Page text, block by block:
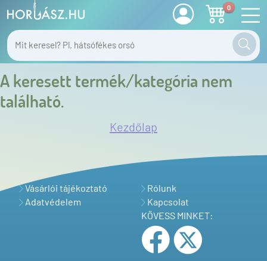
0
A keresett termék/kategória nem
található.
Kezdőlap
Vásárlói tájékoztató
Adatvédelem
Rólunk
Kapcsolat
KÖVESS MINKET: